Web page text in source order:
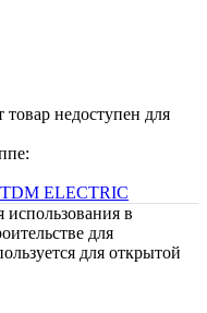
недоступен для
TDM ЕLECTRIC
использования в
для
для открытой